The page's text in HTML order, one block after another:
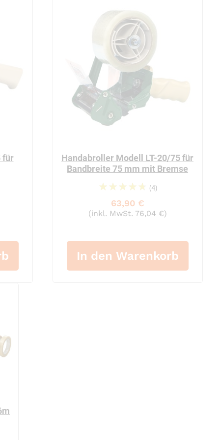
für
Handabroller Modell LT-20/75 für
Bandbreite 75 mm mit Bremse
98%
(4)
63,90 €
(inkl. MwSt. 76,04 €)
In den Warenkorb